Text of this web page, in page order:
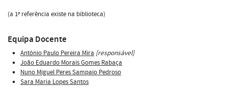
(a 1ª referência existe na biblioteca)
Equipa Docente
António Paulo Pereira Mira [responsável]
João Eduardo Morais Gomes Rabaça
Nuno Miguel Peres Sampaio Pedroso
Sara Maria Lopes Santos